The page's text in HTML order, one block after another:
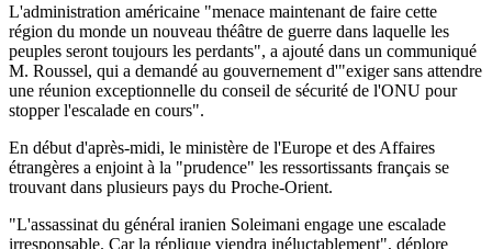
L'administration américaine "menace maintenant de faire cette
région du monde un nouveau théâtre de guerre dans laquelle les
peuples seront toujours les perdants", a ajouté dans un communiqué
M. Roussel, qui a demandé au gouvernement d'"exiger sans attendre
une réunion exceptionnelle du conseil de sécurité de l'ONU pour
stopper l'escalade en cours".
En début d'après-midi, le ministère de l'Europe et des Affaires
étrangères a enjoint à la "prudence" les ressortissants français se
trouvant dans plusieurs pays du Proche-Orient.
"L'assassinat du général iranien Soleimani engage une escalade
irresponsable. Car la réplique viendra inéluctablement", déplore